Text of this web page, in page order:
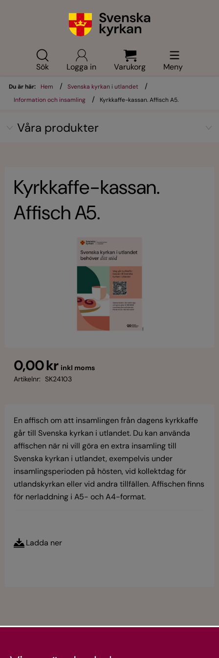
Sök Logga in Varukorg Meny
Du är här: Hem / Svenska kyrkan i utlandet /
Information och insamling / Kyrkkaffe-kassan. Affisch A5.
Våra produkter
Kyrkkaffe-kassan.
Affisch A5.
0,00 kr inkl moms
Artikelnr: SK24103
En affisch om att insamlingen från dagens kyrkkaffe
går till Svenska kyrkan i utlandet. Du kan använda
affischen när ni vill göra en extra insamling till
Svenska kyrkan i utlandet, exempelvis under
insamlingsperioden på hösten, vid kollektdag för
utlandskyrkan eller vid andra tillfällen. Affischen finns
för nerladdning i A5- och A4-format.
Ladda ner